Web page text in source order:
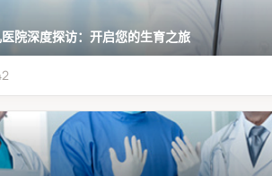
院深度探访：开启您的生育之旅